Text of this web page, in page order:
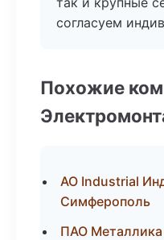
согласуем
Похожие
АО Industrial
Симферополь
ПАО